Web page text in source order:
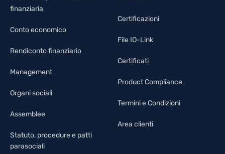
finanziaria
Conto economico
Rendiconto finanziario
Management
Organi sociali
Assemblee
Statuto, procedure e patti
parasociali
Certificazioni
File IO-Link
Certificati
Product Compliance
Termini e Condizioni
Area clienti